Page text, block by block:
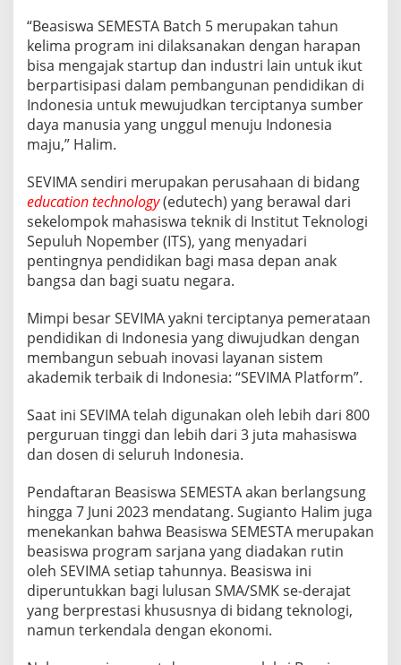
“Beasiswa SEMESTA Batch 5 merupakan tahun
kelima program ini dilaksanakan dengan harapan
bisa mengajak startup dan industri lain untuk ikut
berpartisipasi dalam pembangunan pendidikan di
Indonesia untuk mewujudkan terciptanya sumber
daya manusia yang unggul menuju Indonesia
maju,” Halim.
SEVIMA sendiri merupakan perusahaan di bidang
education technology(edutech) yang berawal dari
sekelompok mahasiswa teknik di Institut Teknologi
Sepuluh Nopember (ITS), yang menyadari
pentingnya pendidikan bagi masa depan anak
bangsa dan bagi suatu negara.
Mimpi besar SEVIMA yakni terciptanya pemerataan
pendidikan di Indonesia yang diwujudkan dengan
membangun sebuah inovasi layanan sistem
akademik terbaik di Indonesia: “SEVIMA Platform”.
Saat ini SEVIMA telah digunakan oleh lebih dari 800
perguruan tinggi dan lebih dari 3 juta mahasiswa
dan dosen di seluruh Indonesia.
Pendaftaran Beasiswa SEMESTA akan berlangsung
hingga 7 Juni 2023 mendatang. Sugianto Halim juga
menekankan bahwa Beasiswa SEMESTA merupakan
beasiswa program sarjana yang diadakan rutin
oleh SEVIMA setiap tahunnya. Beasiswa ini
diperuntukkan bagi lulusan SMA/SMK se-derajat
yang berprestasi khususnya di bidang teknologi,
namun terkendala dengan ekonomi.